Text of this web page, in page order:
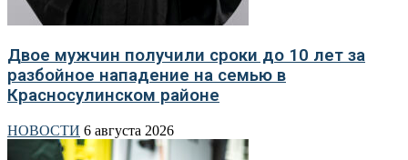
Двое мужчин получили сроки до 10 лет за
разбойное нападение на семью в
Красносулинском районе
НОВОСТИ 6 августа 2026